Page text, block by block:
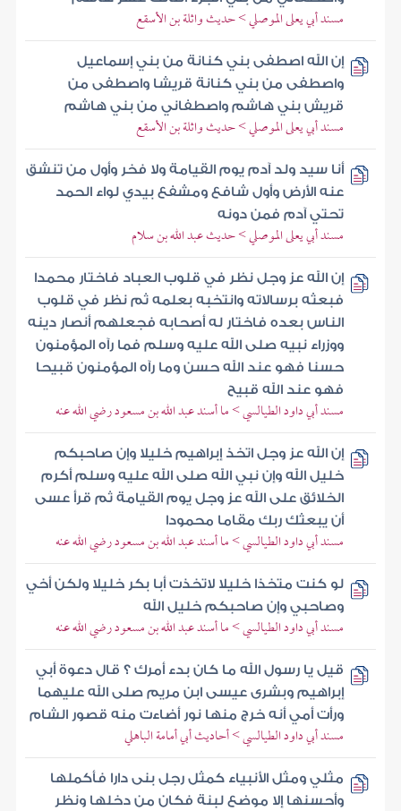
مسند أبي يعلى الموصلي > حديث واثلة بن الأسقع
إن الله اصطفى بني كنانة من بني إسماعيل
واصطفى من بني كنانة قريشا واصطفى من
قريش بني هاشم واصطفاني من بني هاشم
مسند أبي يعلى الموصلي > حديث واثلة بن الأسقع
أنا سيد ولد آدم يوم القيامة ولا فخر وأول من تنشق
عنه الأرض وأول شافع ومشفع بيدي لواء الحمد
تحتي آدم فمن دونه
مسند أبي يعلى الموصلي > حديث عبد الله بن سلام
إن الله عز وجل نظر في قلوب العباد فاختار محمدا
فبعثه برسالاته وانتخبه بعلمه ثم نظر في قلوب
الناس بعده فاختار له أصحابه فجعلهم أنصار دينه
ووزراء نبيه صلى الله عليه وسلم فما رآه المؤمنون
حسنا فهو عند الله حسن وما رآه المؤمنون قبيحا
فهو عند الله قبيح
مسند أبي داود الطيالسي > ما أسند عبد الله بن مسعود رضي الله عنه
إن الله عز وجل اتخذ إبراهيم خليلا وإن صاحبكم
خليل الله وإن نبي الله صلى الله عليه وسلم أكرم
الخلائق على الله عز وجل يوم القيامة ثم قرأ عسى
أن يبعثك ربك مقاما محمودا
مسند أبي داود الطيالسي > ما أسند عبد الله بن مسعود رضي الله عنه
لو كنت متخذا خليلا لاتخذت أبا بكر خليلا ولكن أخي
وصاحبي وإن صاحبكم خليل الله
مسند أبي داود الطيالسي > ما أسند عبد الله بن مسعود رضي الله عنه
قيل يا رسول الله ما كان بدء أمرك ؟ قال دعوة أبي
إبراهيم وبشرى عيسى ابن مريم صلى الله عليهما
ورأت أمي أنه خرج منها نور أضاءت منه قصور الشام
مسند أبي داود الطيالسي > أحاديث أبي أمامة الباهلي
مثلي ومثل الأنبياء كمثل رجل بنى دارا فأكملها
وأحسنها إلا موضع لبنة فكان من دخلها ونظر